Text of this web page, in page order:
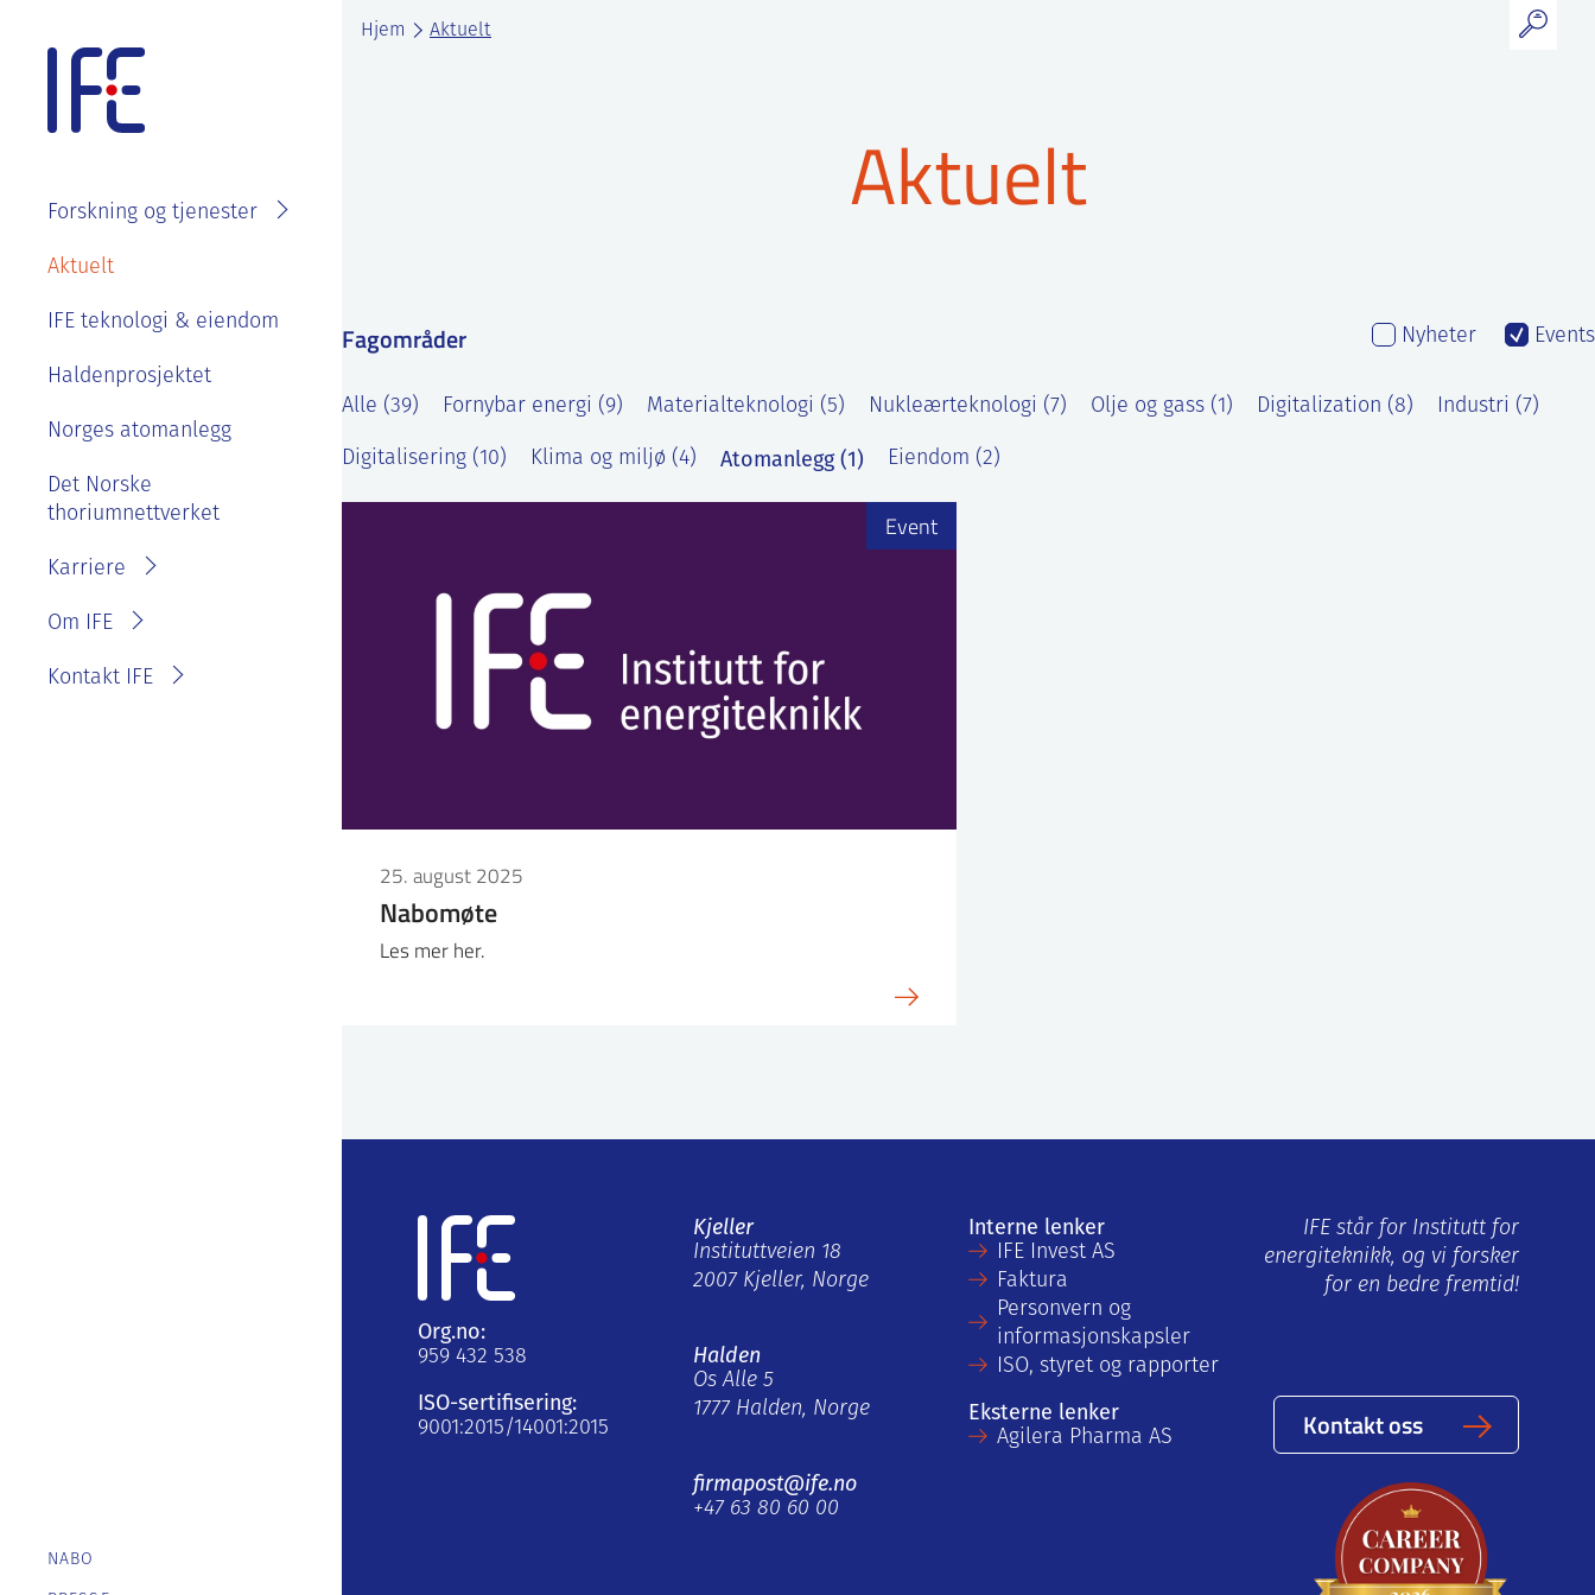
Forskning og tjenester
Prosjekter
Laboratorier
Tjenester
Aktuelt
IFE teknologi & eiendom
Haldenprosjektet
Norges atomanlegg
Det Norske
thoriumnettverket
Karriere
Se ledige stillinger
velferdsordninger
Sommerjobb eller
masteroppgave på
Om IFE
Om IFE
rapporter
Bærekraft og etikk
IFE sin historie
Personvernerklæring for
Kontakt IFE
Kontakt IFE
Våre ansatte
Fakturainformasjon
Varsling eller melde
NABO
Hjem Aktuelt
Aktuelt
Fagområder Nyheter Events
Alle (39) Fornybar energi (9) Materialteknologi (5) Nukleærteknologi (7) Olje og gass (1) Digitalization (8) Industri (7)
Digitalisering (10) Klima og miljø (4) Atomanlegg (1) Eiendom (2)
25. august 2025
Nabomøte
Les mer her.
Event
Org.no:
959 432 538
ISO-sertifisering:
9001:2015/14001:2015
Kjeller
Instituttveien 18
2007 Kjeller, Norge
Halden
Os Alle 5
1777 Halden, Norge
firmapost@ife.no
+47 63 80 60 00
Interne lenker
IFE Invest AS
Faktura
Personvern og
informasjonskapsler
ISO, styret og rapporter
Eksterne lenker
Agilera Pharma AS
IFE står for Institutt for
energiteknikk, og vi forsker
for en bedre fremtid!
Kontakt oss